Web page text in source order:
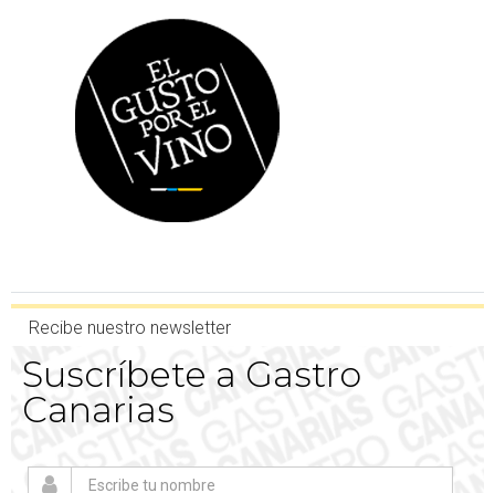
Recibe nuestro newsletter
Suscríbete a Gastro
Canarias